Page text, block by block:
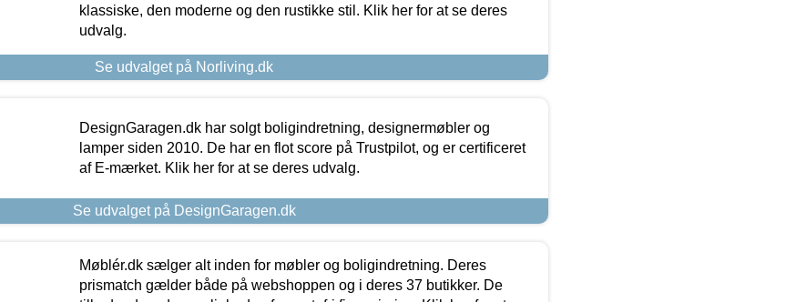
klassiske, den moderne og den rustikke stil. Klik her for at se deres
udvalg.
Se udvalget på Norliving.dk
DesignGaragen.dk har solgt boligindretning, designermøbler og
lamper siden 2010. De har en flot score på Trustpilot, og er certificeret
af E-mærket. Klik her for at se deres udvalg.
Se udvalget på DesignGaragen.dk
Møblér.dk sælger alt inden for møbler og boligindretning. Deres
prismatch gælder både på webshoppen og i deres 37 butikker. De